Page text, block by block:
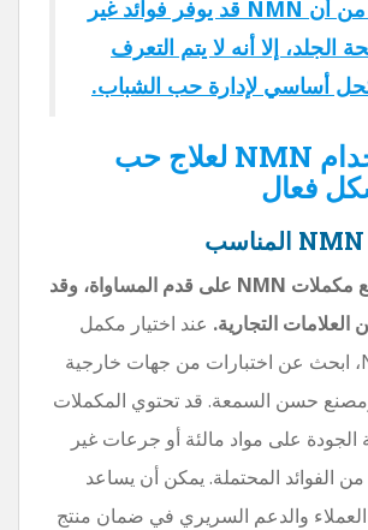
على الرغم من أن NMN قد يوفر فوائد غير
الجلد، إلا أنه لا يتم التعرف
كحل أساسي لإدارة حب الشباب.
كيفية استخدام NMN لعلاج حب
فعال
لا يتم إنشاء جميع مكملات NMN على قدم المساواة، وقد
العلامات التجارية. عند اختيار مكمل
غذائي من NMN، ابحث عن اختبارات من جهات خارجية
حسن السمعة. قد تحتوي المكملات
الجودة على مواد مالئة أو جرعات غير
من الفوائد المحتملة. يمكن أن يساعد
والدعم السريري في ضمان منتج